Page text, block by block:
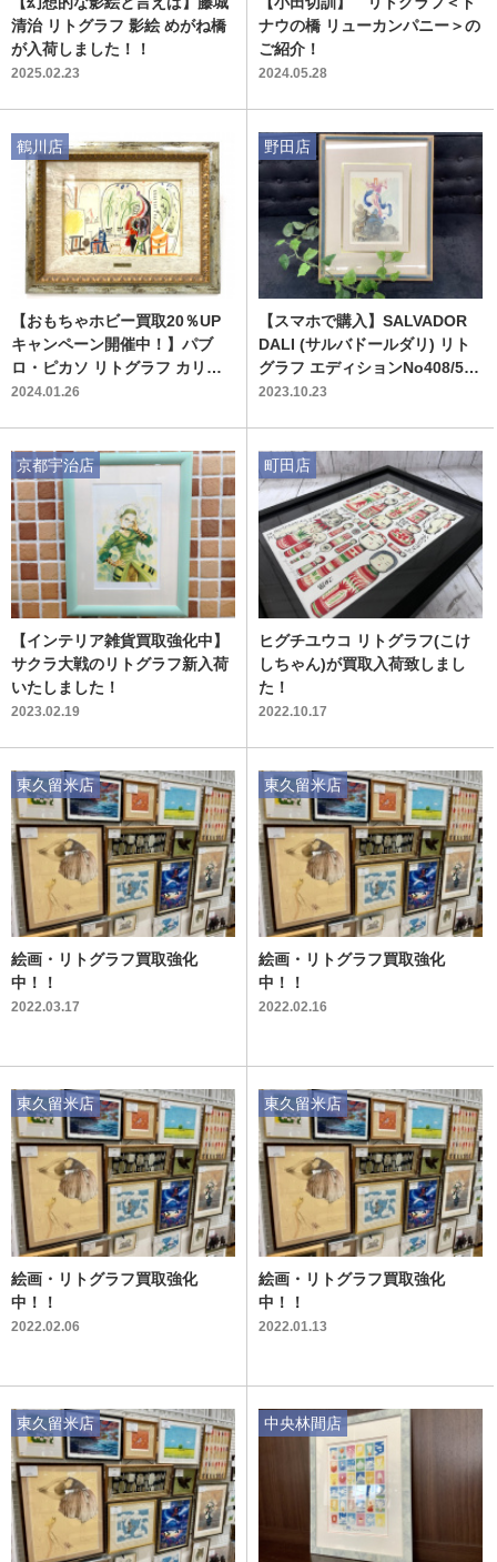
清治 リトグラフ 影絵 めがね橋
が入荷しました！！
2025.02.23
ナウの橋 リューカンパニー＞の
ご紹介！
2024.05.28
【おもちゃホビー買取20％UP
キャンペーン開催中！】パブ
ロ・ピカソ リトグラフ カリフ
ォルニーの手帖 8.11.55.Ⅱが買
2024.01.26
鶴川店
【スマホで購入】SALVADOR
DALI (サルバドールダリ) リト
グラフ エディションNo408/500
ダンテ【神曲】が入荷いたしま
2023.10.23
野田店
【インテリア雑貨買取強化中】
サクラ大戦のリトグラフ新入荷
いたしました！
2023.02.19
京都宇治店
ヒグチユウコ リトグラフ(こけ
しちゃん)が買取入荷致しまし
た！
2022.10.17
町田店
絵画・リトグラフ買取強化
中！！
2022.03.17
東久留米店
絵画・リトグラフ買取強化
中！！
2022.02.16
東久留米店
絵画・リトグラフ買取強化
中！！
2022.02.06
東久留米店
絵画・リトグラフ買取強化
中！！
2022.01.13
東久留米店
東久留米店 中央林間店